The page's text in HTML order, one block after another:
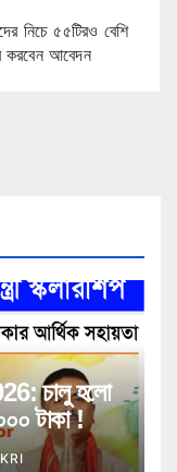
৫৫টিরও বেশি
করবেন আবেদন
চালু হলো
টাকা !